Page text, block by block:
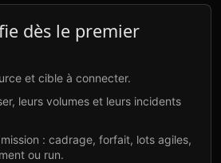
dès le premier
et cible à connecter.
leurs volumes et leurs incidents
: cadrage, forfait, lots agiles,
ou run.